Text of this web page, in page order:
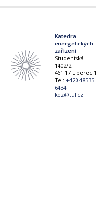
Katedra
energetických
zařízení
Studentská
1402/2
461 17 Liberec 1
Tel:+420 48535
6434
kez@tul.cz